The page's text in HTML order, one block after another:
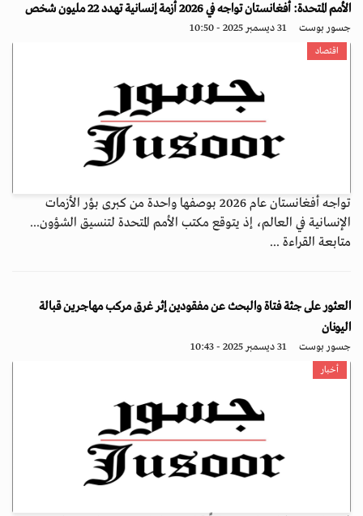
الأمم المتحدة: أفغانستان تواجه في 2026 أزمة إنسانية تهدد 22 مليون شخص
جسور بوست 31 ديسمبر 2025 - 10:50
اقتصاد
تواجه أفغانستان عام 2026 بوصفها واحدة من كبرى بؤر الأزمات
الإنسانية في العالم، إذ يتوقع مكتب الأمم المتحدة لتنسيق الشؤون...
متابعة القراءة ...
العثور على جثة فتاة والبحث عن مفقودين إثر غرق مركب مهاجرين قبالة
اليونان
جسور بوست 31 ديسمبر 2025 - 10:43
أخبار